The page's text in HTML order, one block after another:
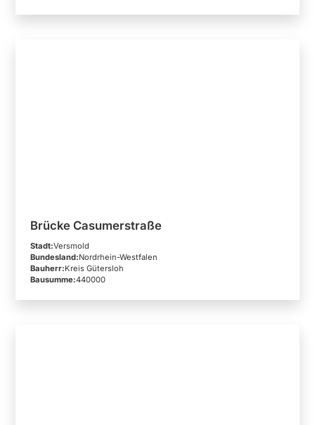
Brücke Casumerstraße
Stadt:Versmold
Bundesland:Nordrhein-Westfalen
Bauherr:Kreis Gütersloh
Bausumme:440000